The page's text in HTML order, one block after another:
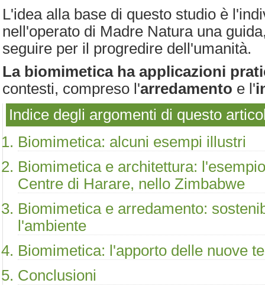
L'idea alla base di questo studio è
nell'operato di Madre Natura una
seguire per il progredire dell'umanità.
La biomimetica ha applicazioni
contesti, compreso l'arredamento e l'
Indice degli argomenti di questo
Biomimetica: alcuni esempi illustri
Biomimetica e architettura:
Centre di Harare, nello Zimbabwe
Biomimetica e arredamento:
l'ambiente
Biomimetica: l'apporto delle nuove
Conclusioni